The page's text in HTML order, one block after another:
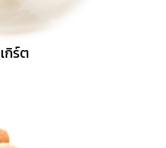
กิร์ต